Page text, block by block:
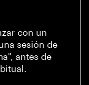
con un
sesión de
antes de